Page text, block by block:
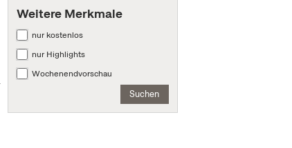
Weitere Merkmale
nur kostenlos
nur Highlights
Wochenendvorschau
Suchen